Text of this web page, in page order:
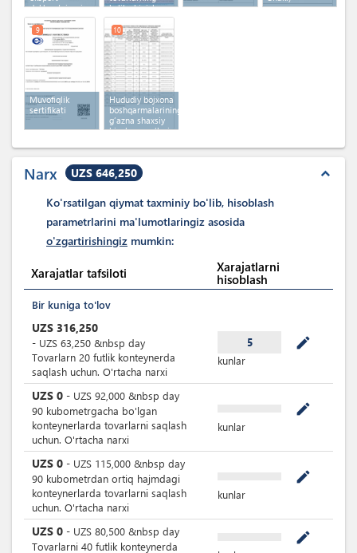
deklaratsiyasi
kelib chiqish
sertifikati
Muvofiqlik
sertifikati
9
Hududiy bojxona
boshqarmalarining
g‘azna shaxsiy
hisob-varag‘lari
10
Narx UZS 646,250 expand_less
Ko'rsatilgan qiymat taxminiy bo'lib, hisoblash
parametrlarini ma'lumotlaringiz asosida
o'zgartirishingiz mumkin:
Xarajatlar tafsiloti
Xarajatlarni
hisoblash
Bir kuniga to'lov
UZS 316,250
- UZS 63,250 &nbsp day
Tovarlarn 20 futlik konteynerda
saqlash uchun. O'rtacha narxi
5 mode_edit
kunlar
UZS 0 - UZS 92,000 &nbsp day
90 kubometrgacha bo'lgan
konteynerlarda tovarlarni saqlash
uchun. O'rtacha narxi
mode_edit
kunlar
UZS 0 - UZS 115,000 &nbsp day
90 kubometrdan ortiq hajmdagi
konteynerlarda tovarlarni saqlash
uchun. O'rtacha narxi
mode_edit
kunlar
UZS 0 - UZS 80,500 &nbsp day
Tovarlarni 40 futlik konteynerda
mode_edit